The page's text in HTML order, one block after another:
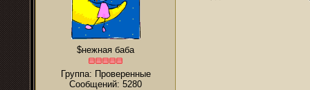
$нежная баба
Группа: Проверенные
Сообщений: 5280